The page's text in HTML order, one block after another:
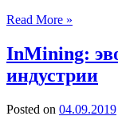
Read More »
InMining:
индустрии
Posted on 04.09.2019